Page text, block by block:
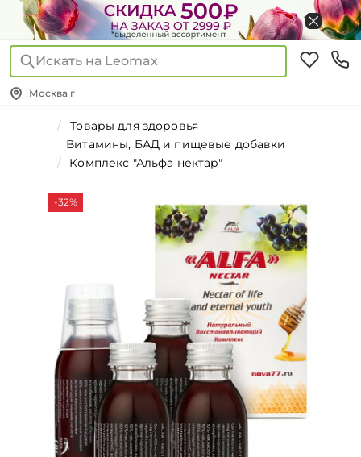
Искать на Leomax
Москва г
Товары для здоровья
Витамины, БАД и пищевые добавки
Комплекс "Альфа нектар"
-32%